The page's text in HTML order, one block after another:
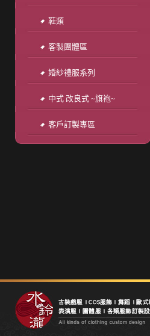
鞋類
客製團體區
婚紗禮服系列
中式 改良式 ~旗袍~
客戶訂製專區